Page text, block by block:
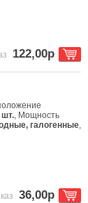
122,00р
шт., Мощность
галогенные,
36,00р